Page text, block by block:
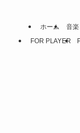
ホーム 音楽
FOR PLAYER